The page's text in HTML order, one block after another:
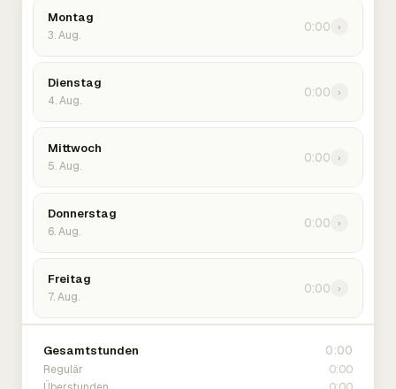
Montag
3. Aug.
0:00 ›
Dienstag
4. Aug.
0:00 ›
Mittwoch
5. Aug.
0:00 ›
Donnerstag
6. Aug.
0:00 ›
Freitag
7. Aug.
0:00 ›
Gesamtstunden 0:00
Regulär 0:00